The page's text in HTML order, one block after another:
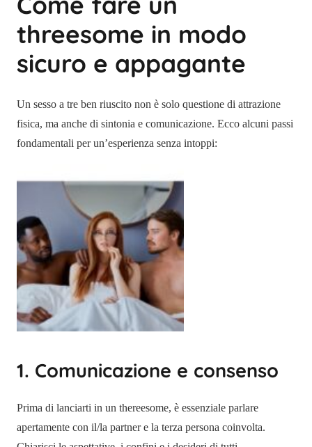
threesome in modo
sicuro e appagante
Un sesso a tre ben riuscito non è solo questione di attrazione
fisica, ma anche di sintonia e comunicazione. Ecco alcuni passi
fondamentali per un’esperienza senza intoppi:
1. Comunicazione e consenso
Prima di lanciarti in un thereesome, è essenziale parlare
apertamente con il/la partner e la terza persona coinvolta.